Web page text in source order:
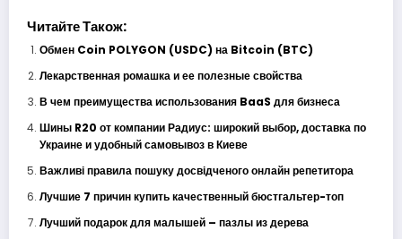
Читайте Також:
Обмен Coin POLYGON (USDC) на Bitcoin (BTC)
Лекарственная ромашка и ее полезные свойства
В чем преимущества использования BaaS для бизнеса
Шины R20 от компании Радиус: широкий выбор, доставка по
Украине и удобный самовывоз в Киеве
Важливі правила пошуку досвідченого онлайн репетитора
Лучшие 7 причин купить качественный бюстгальтер-топ
Лучший подарок для малышей – пазлы из дерева